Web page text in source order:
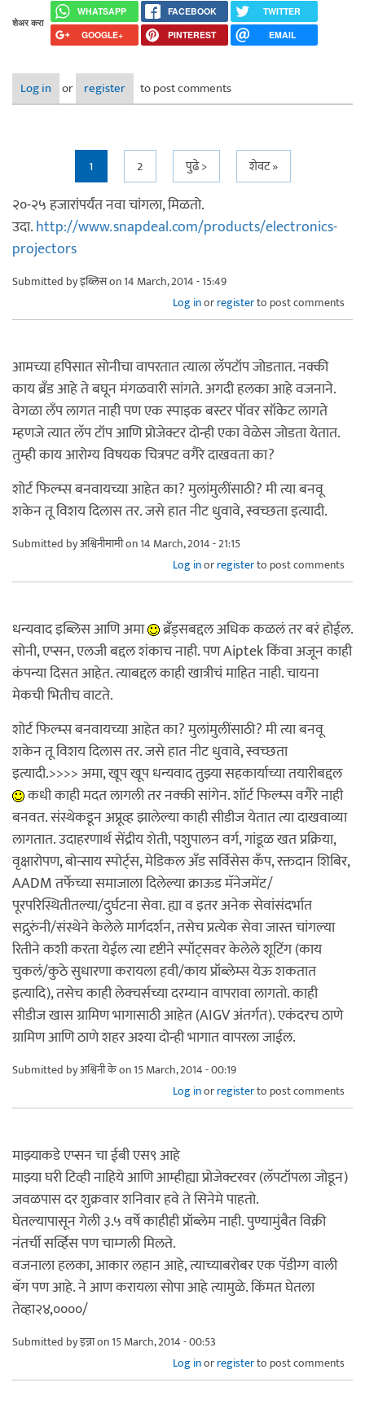
शेअर करा
WHATSAPP FACEBOOK
TWITTER
GOOGLE+
PINTEREST EMAIL
Log in or register to post comments
1 2 पुढे > शेवट »
२०-२५ हजारांपर्यंत नवा चांगला, मिळतो.
उदा.http://www.snapdeal.com/products/electronics-
projectors
Submitted byइब्लिसon 14 March, 2014 - 15:49
Log inorregisterto post comments
आमच्या हपिसात सोनीचा वापरतात त्याला लॅपटॉप जोडतात. नक्की
काय ब्रँड आहे ते बघून मंगळवारी सांगते. अगदी हलका आहे वजनाने.
वेगळा लँप लागत नाही पण एक स्पाइक बस्टर पॉवर सॉकेट लागते
म्हणजे त्यात लॅप टॉप आणि प्रोजेक्टर दोन्ही एका वेळेस जोडता येतात.
तुम्ही काय आरोग्य विषयक चित्रपट वगैरे दाखवता का?
शोर्ट फिल्म्स बनवायच्या आहेत का? मुलांमुलींसाठी? मी त्या बनवू
शकेन तू विशय दिलास तर. जसे हात नीट धुवावे, स्वच्छता इत्यादी.
Submitted byअश्विनीमामीon 14 March, 2014 - 21:15
Log inorregisterto post comments
धन्यवाद इब्लिस आणि अमा
ब्रँड्सबद्दल अधिक कळलं तर बरं होईल.
सोनी, एप्सन, एलजी बद्दल शंकाच नाही. पण Aiptek किंवा अजून काही
कंपन्या दिसत आहेत. त्याबद्दल काही खात्रीचं माहित नाही. चायना
मेकची भितीच वाटते.
शोर्ट फिल्म्स बनवायच्या आहेत का? मुलांमुलींसाठी? मी त्या बनवू
शकेन तू विशय दिलास तर. जसे हात नीट धुवावे, स्वच्छता
इत्यादी.>>>> अमा, खूप खूप धन्यवाद तुझ्या सहकार्याच्या तयारीबद्दल
कधी काही मदत लागली तर नक्की सांगेन. शॉर्ट फिल्म्स वगैरे नाही
बनवत. संस्थेकडून अप्रूव्ह झालेल्या काही सीडीज येतात त्या दाखवाव्या
लागतात. उदाहरणार्थ सेंद्रीय शेती, पशुपालन वर्ग, गांडूळ खत प्रक्रिया,
वृक्षारोपण, बोन्साय स्पोर्ट्स, मेडिकल अँड सर्विसेस कँप, रक्तदान शिबिर,
AADM तर्फेच्या समाजाला दिलेल्या क्राऊड मॅनेजमेंट/
पूरपरिस्थितीतल्या/दुर्घटना सेवा. ह्या व इतर अनेक सेवांसंदर्भात
सद्गुरुंनी/संस्थेने केलेले मार्गदर्शन, तसेच प्रत्येक सेवा जास्त चांगल्या
रितीने कशी करता येईल त्या दृष्टीने स्पॉट्सवर केलेले शूटिंग (काय
चुकलं/कुठे सुधारणा करायला हवी/काय प्रॉब्लेम्स येऊ शकतात
इत्यादि), तसेच काही लेक्चर्सच्या दरम्यान वापरावा लागतो. काही
सीडीज खास ग्रामिण भागासाठी आहेत (AIGV अंतर्गत). एकंदरच ठाणे
ग्रामिण आणि ठाणे शहर अश्या दोन्ही भागात वापरला जाईल.
Submitted byअश्विनी केon 15 March, 2014 - 00:19
Log inorregisterto post comments
माझ्याकडे एप्सन चा ईबी एस९ आहे
माझ्या घरी टिव्ही नाहिये आणि आम्हीह्या प्रोजेक्टरवर (लॅपटॉपला जोडून)
जवळपास दर शुक्रवार शनिवार हवे ते सिनेमे पाहतो.
घेतल्यापासून गेली ३.५ वर्षे काहीही प्रॉब्लेम नाही. पुण्यामुंबैत विक्री
नंतर्ची सर्व्हिस पण चाम्गली मिलते.
वजनाला हलका, आकार लहान आहे, त्याच्याबरोबर एक पॅडीग्ग वाली
बॅग पण आहे. ने आण करायला सोपा आहे त्यामुळे. किंमत घेतला
तेव्हा२४,००००/
Submitted byइन्नाon 15 March, 2014 - 00:53
Log inorregisterto post comments